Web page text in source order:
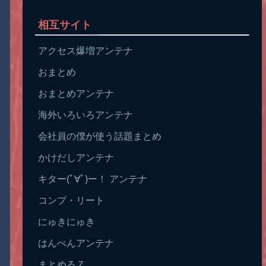
相互サイト
アクセス爆増アンテナ
おまとめ
おまとめアンテナ
海外いろいろアンテナ
会社員の僕が使う話題まとめ
かけだしアンテナ
キター(ﾟ∀ﾟ)ー！ アンテナ
コンプ・リート
にゅきにゅき
はんぺんアンテナ